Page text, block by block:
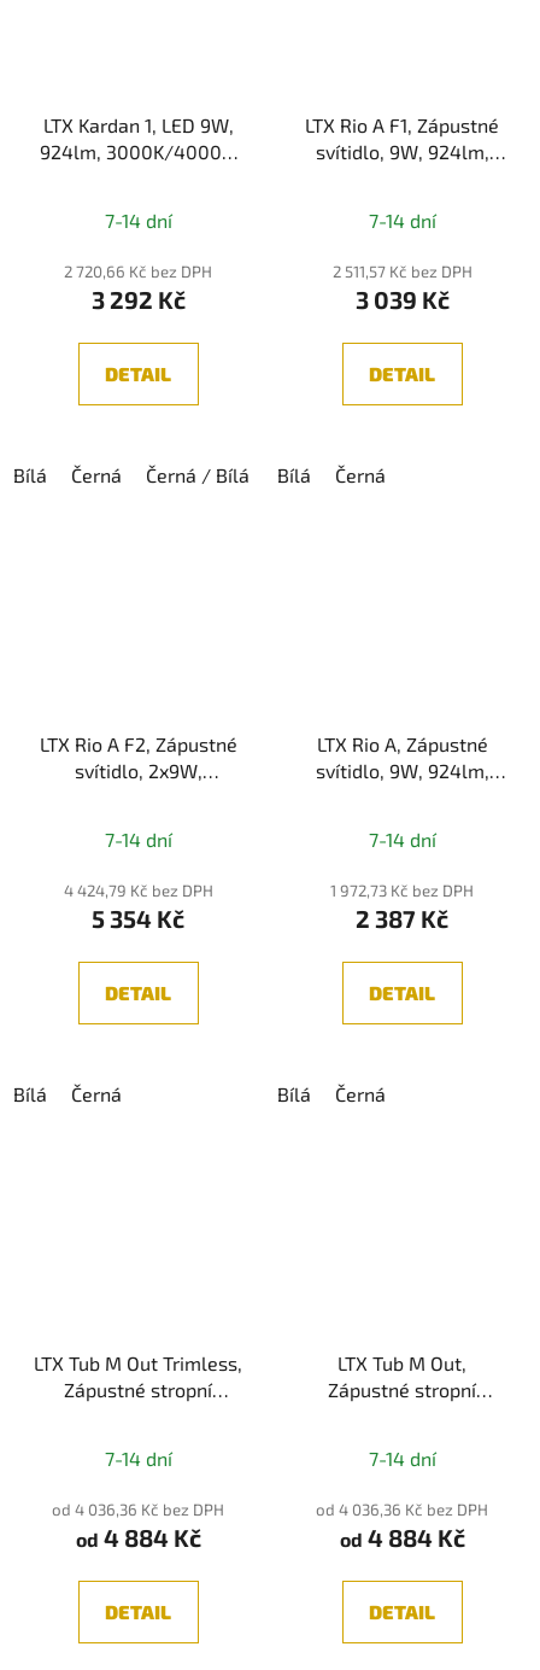
LTX Kardan 1, LED 9W,
924lm, 3000K/4000K,
7-14 dní
2 720,66 Kč bez DPH
3 292 Kč
DETAIL
Bílá Černá Černá / Bílá
LTX Rio A F1, Zápustné
svítidlo, 9W, 924lm,
7-14 dní
2 511,57 Kč bez DPH
3 039 Kč
DETAIL
Bílá Černá
LTX Rio A F2, Zápustné
svítidlo, 2x9W,
7-14 dní
4 424,79 Kč bez DPH
5 354 Kč
DETAIL
Bílá Černá
LTX Rio A, Zápustné
svítidlo, 9W, 924lm,
7-14 dní
1 972,73 Kč bez DPH
2 387 Kč
DETAIL
Bílá Černá
LTX Tub M Out Trimless,
Zápustné stropní
7-14 dní
od 4 036,36 Kč bez DPH
od 4 884 Kč
DETAIL
LTX Tub M Out,
Zápustné stropní
7-14 dní
od 4 036,36 Kč bez DPH
od 4 884 Kč
DETAIL